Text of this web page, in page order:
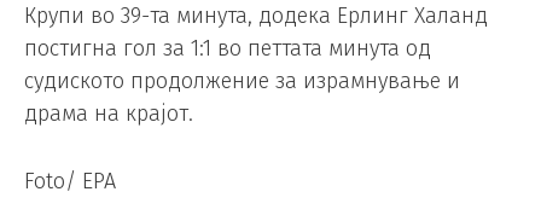
Крупи во 39-та минута, додека Ерлинг Халанд
постигна гол за 1:1 во петтата минута од
судиското продолжение за израмнување и
драма на крајот.
Foto/ EPA